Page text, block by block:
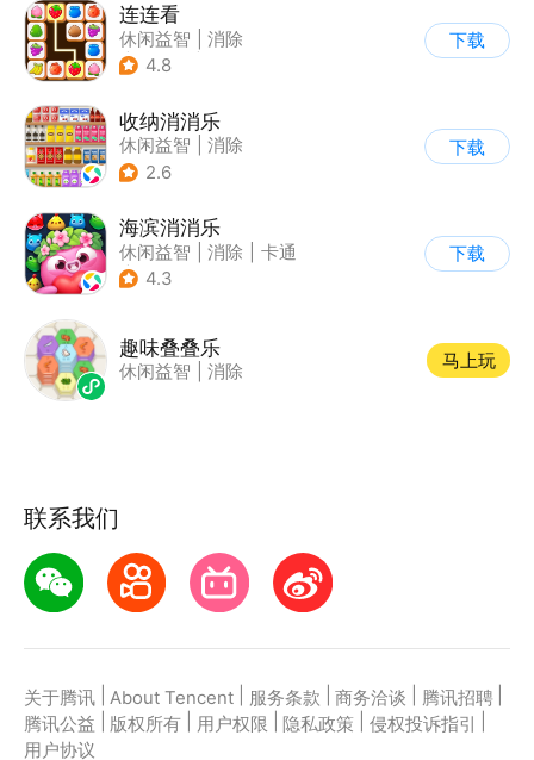
连连看
休闲益智
消除
| 多比特
4.8
下载
收纳消消乐
休闲益智
消除
2.6
下载
海滨消消乐
休闲益智 消除
卡通
| 乐元素
4.3
下载
趣味叠叠乐
休闲益智 消除
马上玩
联系我们
关于腾讯 About Tencent 服务条款 商务洽谈 腾讯招聘
腾讯公益
版权所有 用户权限 隐私政策 侵权投诉指引
用户协议